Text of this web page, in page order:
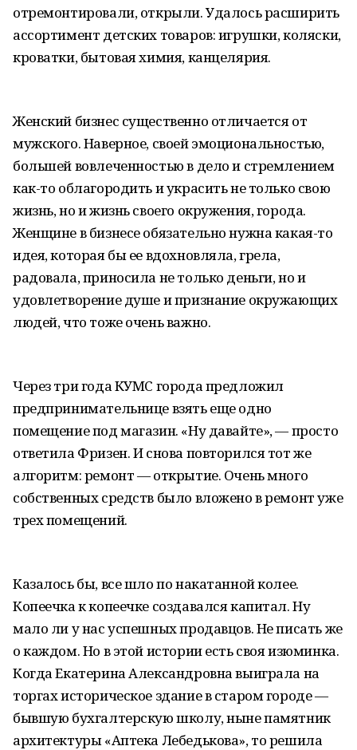
отремонтировали, открыли. Удалось расширить
ассортимент детских товаров: игрушки, коляски,
кроватки, бытовая химия, канцелярия.
Женский бизнес существенно отличается от
мужского. Наверное, своей эмоциональностью,
большей вовлеченностью в дело и стремлением
как-то облагородить и украсить не только свою
жизнь, но и жизнь своего окружения, города.
Женщине в бизнесе обязательно нужна какая-то
идея, которая бы ее вдохновляла, грела,
радовала, приносила не только деньги, но и
удовлетворение душе и признание окружающих
людей, что тоже очень важно.
Через три года КУМС города предложил
предпринимательнице взять еще одно
помещение под магазин. «Ну давайте», — просто
ответила Фризен. И снова повторился тот же
алгоритм: ремонт — открытие. Очень много
собственных средств было вложено в ремонт уже
трех помещений.
Казалось бы, все шло по накатанной колее.
Копеечка к копеечке создавался капитал. Ну
мало ли у нас успешных продавцов. Не писать же
о каждом. Но в этой истории есть своя изюминка.
Когда Екатерина Александровна выиграла на
торгах историческое здание в старом городе —
бывшую бухгалтерскую школу, ныне памятник
архитектуры «Аптека Лебедькова», то решила